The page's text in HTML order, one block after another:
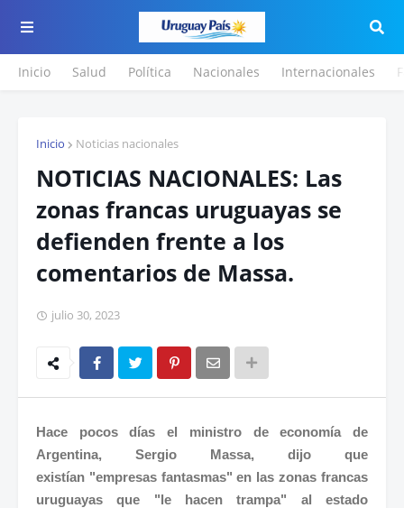
Inicio Salud Política Nacionales Internacionales
Inicio Noticias nacionales
NOTICIAS NACIONALES: Las
zonas francas uruguayas se
defienden frente a los
comentarios de Massa.
julio 30, 2023
Hace pocos días el ministro de economía de
Argentina, Sergio Massa, dijo que
existían "empresas fantasmas" en las zonas francas
uruguayas que "le hacen trampa" al estado